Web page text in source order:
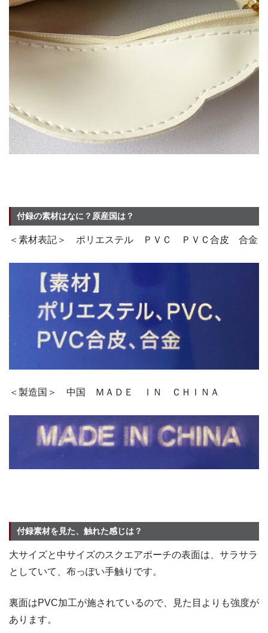
付録の素材はなに？原産国は？
＜素材表記＞ ポリエステル ＰＶＣ ＰＶＣ合皮 合金
＜製造国＞ 中国 ＭＡＤＥ ＩＮ ＣＨＩＮＡ
付録素材を見た、触れた感じは？
大サイズと中サイズのスクエアポーチの表面は、サラサラ
としていて、布っぽい手触りです。
裏面はPVC加工が施されているので、見た目よりも強度が
あります。